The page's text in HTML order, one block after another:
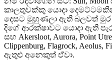
කාලතුවක්කු යොදා
දෙසට මුහුණලා ඇති බලවත්
දිගේ ආරක්ෂාවට යොදා ඇති
සහ Akersloot, Aurora, Point
Clippenburg, Flagrock, Aeolus,
ඇතුළු අනෙකුත් ඒවා.